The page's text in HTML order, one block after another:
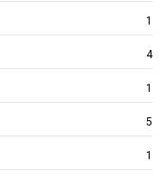
1
4
1
5
1